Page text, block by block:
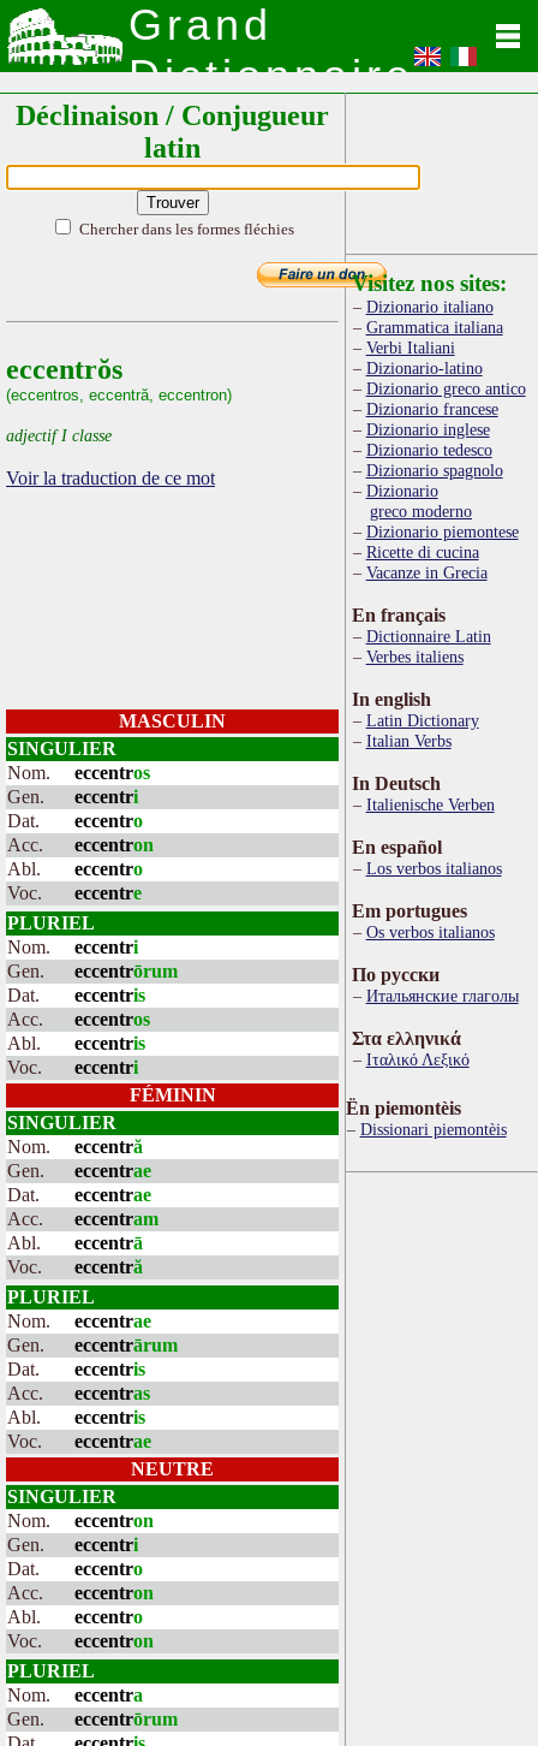
Grand
Dictionnaire
Latin
Déclinaison / Conjugueur
latin
Chercher dans les formes fléchies
eccentrŏs
(eccentros, eccentră, eccentron)
adjectif I classe
Voir la traduction de ce mot
MASCULIN
SINGULIER
Nom.
eccentros
Gen.
eccentri
Dat.
eccentro
Acc.
eccentron
Abl.
eccentro
Voc.
eccentre
PLURIEL
Nom.
eccentri
Gen.
eccentrōrum
Dat.
eccentris
Acc.
eccentros
Abl.
eccentris
Voc.
eccentri
FÉMININ
SINGULIER
Nom.
eccentră
Gen.
eccentrae
Dat.
eccentrae
Acc.
eccentram
Abl.
eccentrā
Voc.
eccentră
PLURIEL
Nom.
eccentrae
Gen.
eccentrārum
Dat.
eccentris
Acc.
eccentras
Abl.
eccentris
Voc.
eccentrae
NEUTRE
SINGULIER
Nom.
eccentron
Gen.
eccentri
Dat.
eccentro
Acc.
eccentron
Abl.
eccentro
Voc.
eccentron
PLURIEL
Nom.
eccentra
Gen.
eccentrōrum
Visitez nos sites:
Dizionario italiano
Grammatica italiana
Verbi Italiani
Dizionario-latino
Dizionario greco antico
Dizionario francese
Dizionario inglese
Dizionario tedesco
Dizionario spagnolo
Dizionario
greco moderno
Dizionario piemontese
Ricette di cucina
Vacanze in Grecia
En français
Dictionnaire Latin
Verbes italiens
In english
Latin Dictionary
Italian Verbs
In Deutsch
Italienische Verben
En español
Los verbos italianos
Em portugues
Os verbos italianos
По русски
Итальянские глаголы
Στα ελληνικά
Ιταλικό Λεξικό
Ën piemontèis
Dissionari piemontèis